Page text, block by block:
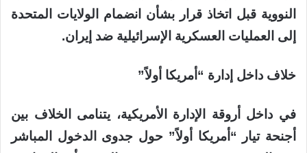
النووية قبل اتخاذ قرار بشأن انضمام الولايات المتحدة
إلى العمليات العسكرية الإسرائيلية ضد إيران.
خلاف داخل إدارة “أمريكا أولاً”
في داخل أروقة الإدارة الأمريكية، يتنامى الخلاف بين
أجنحة تيار “أمريكا أولاً” حول جدوى الدخول المباشر